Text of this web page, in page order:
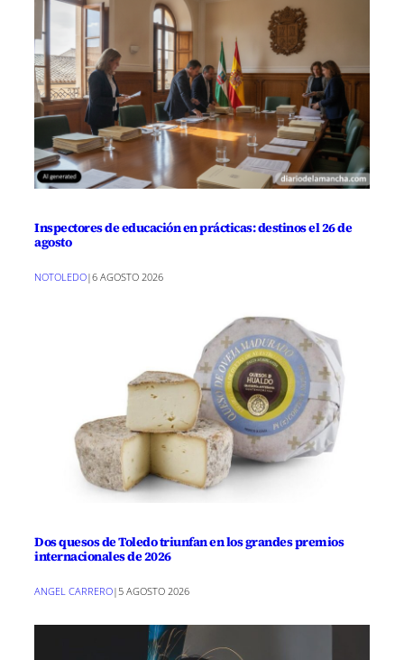
Inspectores de educación en prácticas: destinos el 26 de
agosto
NOTOLEDO|6 AGOSTO 2026
Dos quesos de Toledo triunfan en los grandes premios
internacionales de 2026
ANGEL CARRERO| 5 AGOSTO 2026